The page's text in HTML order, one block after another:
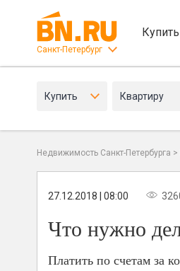
Санкт-Петербург
Купить
Купить Квартиру
Недвижимость Санкт-Петербурга >
27.12.2018 | 08:00
Что нужно
Платить по счетам за